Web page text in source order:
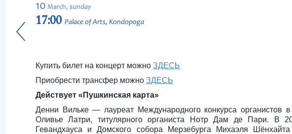
10 March, sunday
17:00 Palace of Arts, Kondopoga
Купить билет на концерт можно ЗДЕСЬ
Приобрести трансфер можно ЗДЕСЬ
Действует «Пушкинская карта»
Денни Вильке — лауреат Международного конкурса
Оливье Латри, титулярного органиста Нотр Дам де Пари. В
Гевандхауса и Домского собора Мерзебурга Михаэля